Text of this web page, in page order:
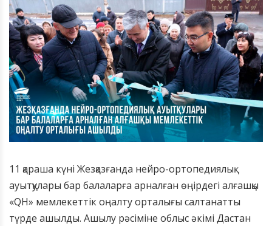
11 қараша күні Жезқазғанда нейро-ортопедиялық
ауытқулары бар балаларға арналған өңірдегі алғашқы
«QH» мемлекеттік оңалту орталығы салтанатты
түрде ашылды. Ашылу рәсіміне облыс әкімі Дастан